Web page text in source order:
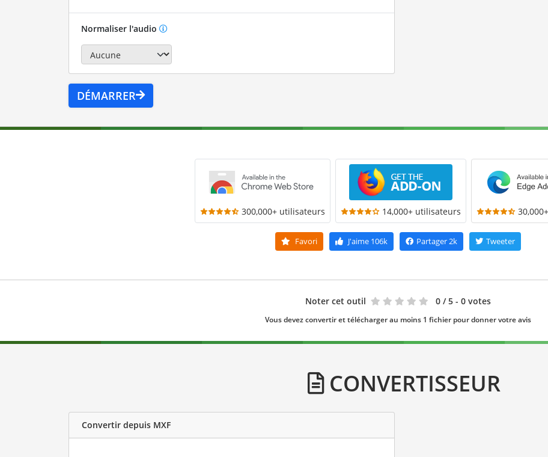
Normaliser l'audio
DÉMARRER
300,000+ utilisateurs 14,000+ utilisateurs
Favori J'aime106k Partager2k Tweeter
Noter cet outil 0 / 5 - 0 votes
Vous devez convertir et télécharger au moins 1 fichier pour donner votre avis
CONVERTISSEUR
Convertir depuis MXF